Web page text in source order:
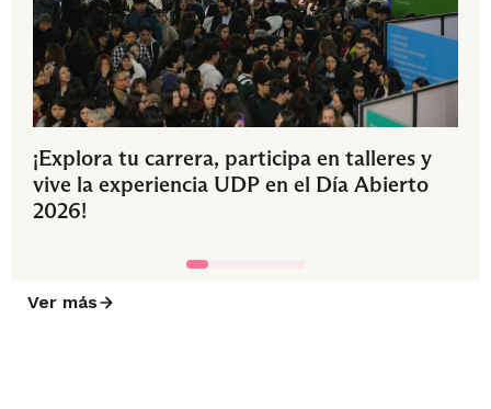
¡Explora tu carrera, participa en talleres y
vive la experiencia UDP en el Día Abierto
2026!
Ver más